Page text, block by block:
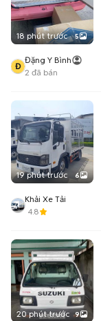
18 phút trước 5
Đ
Đặng Y Bình
2 đã bán
19 phút trước 6
Khải Xe Tải
4.8
20 phút trước 9